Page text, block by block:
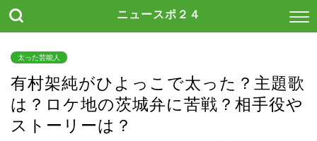
ニュースポ２４
太った芸能人
有村架純がひよっこで太った？主題歌
は？ロケ地の茨城弁に苦戦？相手役や
ストーリーは？